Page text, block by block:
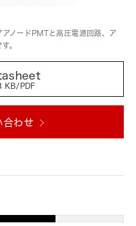
合わせ
ノードPMTと高圧電源回路、ア
。
KB/PDF